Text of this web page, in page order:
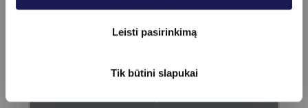
Leisti pasirinkimą
Tik būtini slapukai
Asta Valytė